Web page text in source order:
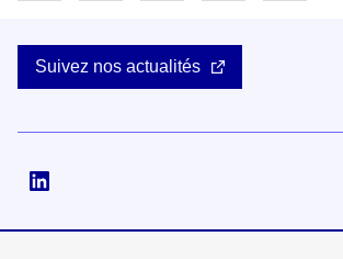
Suivez nos actualités